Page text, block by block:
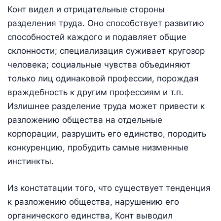
Конт видел и отрицательные стороны
разделения труда. Оно способствует развитию
способностей каждого и подавляет общие
склонности; специализация суживает кругозор
человека; социальные чувства объединяют
только лиц одинаковой профессии, порождая
враждебность к другим профессиям и т.п.
Излишнее разделение труда может привести к
разложению общества на отдельные
корпорации, разрушить его единство, породить
конкуренцию, пробудить самые низменные
инстинкты.
Из констатации того, что существует тенденция
к разложению общества, нарушению его
органического единства, Конт выводил